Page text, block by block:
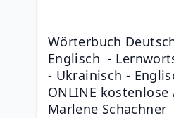
Wörterbuch
Englisch  -
- Ukrainisch -
ONLINE kostenlose
Marlene Schachner